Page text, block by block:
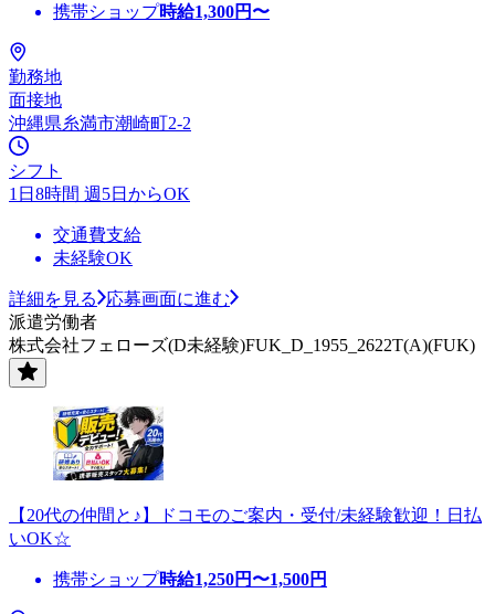
携帯ショップ時給1,300円〜
勤務地
面接地
沖縄県糸満市潮崎町2-2
シフト
1日8時間 週5日からOK
交通費支給
未経験OK
詳細を見る
応募画面に進む
派遣労働者
株式会社フェローズ(D未経験)FUK_D_1955_2622T(A)(FUK)
【20代の仲間と♪】ドコモのご案内・受付/未経験歓迎！日払
いOK☆
携帯ショップ時給1,250円〜1,500円